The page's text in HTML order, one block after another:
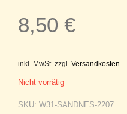
8,50 €
inkl. MwSt. zzgl. Versandkosten
Nicht vorrätig
SKU: W31-SANDNES-2207